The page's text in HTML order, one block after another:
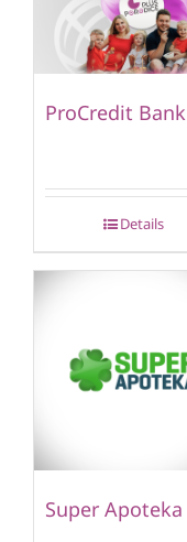
ProCredit Bank
Details
Super Apoteka